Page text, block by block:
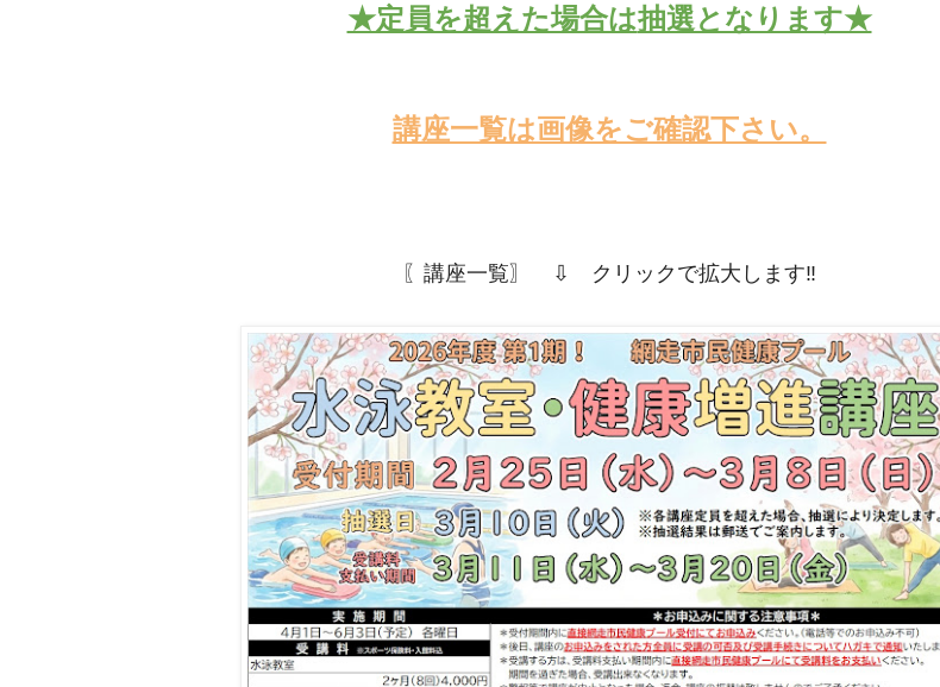
★定員を超えた場合は抽選となります★
講座一覧は画像をご確認下さい。
〖講座一覧〗 ⇩ クリックで拡大します‼